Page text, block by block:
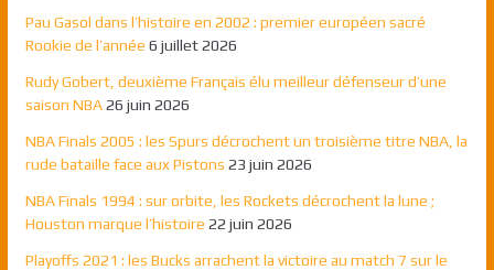
Pau Gasol dans l’histoire en 2002 : premier européen sacré
Rookie de l’année 6 juillet 2026
Rudy Gobert, deuxième Français élu meilleur défenseur d’une
saison NBA 26 juin 2026
NBA Finals 2005 : les Spurs décrochent un troisième titre NBA, la
rude bataille face aux Pistons 23 juin 2026
NBA Finals 1994 : sur orbite, les Rockets décrochent la lune ;
Houston marque l’histoire 22 juin 2026
Playoffs 2021 : les Bucks arrachent la victoire au match 7 sur le